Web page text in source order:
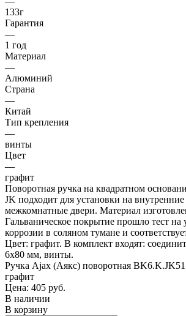
133г
Гарантия
—
1 год
Материал
—
Алюминий
Страна
—
Китай
Тип крепления
—
винты
Цвет
—
графит
Поворотная ручка на квадратном
JK подходит для установки на
межкомнатные двери. Материал
Гальваническое покрытие прошло тест на
коррозии в соляном тумане и
Цвет: графит. В комплект входят:
6x80 мм, винты.
Ручка Ajax (Аякс) поворотная
графит
Цена: 405 руб.
В наличии
В корзину